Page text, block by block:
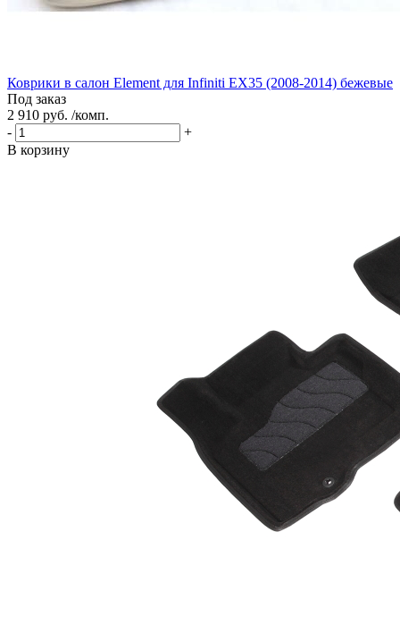
Коврики в салон Element для Infiniti EX35 (2008-2014) бежевые
Под заказ
2 910 руб. /комп.
-
+
В корзину